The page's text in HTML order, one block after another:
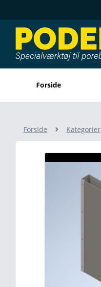
Forside
Forside Kategorier